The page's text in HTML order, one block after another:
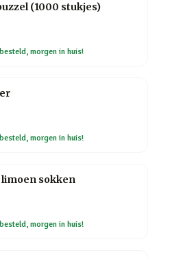
(1000 stukjes)
morgen in huis!
morgen in huis!
sokken
morgen in huis!